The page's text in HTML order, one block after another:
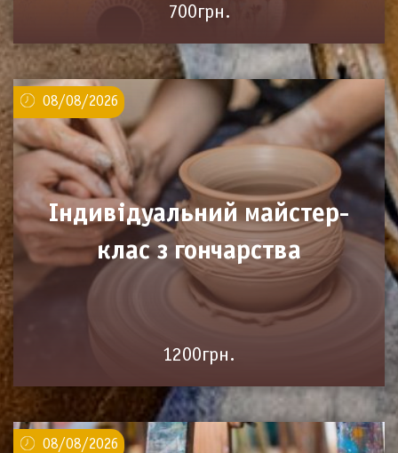
700грн.
08/08/2026
Індивідуальний майстер-
клас з гончарства
1200грн.
08/08/2026